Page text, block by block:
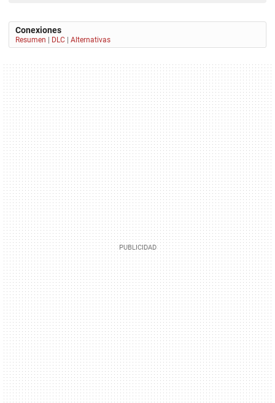
Conexiones
Resumen DLC Alternativas